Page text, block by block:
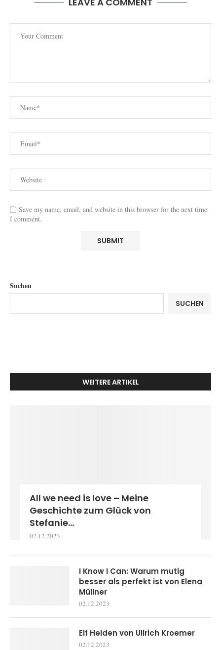
Save my name, email, and website in this browser for the next time
I comment.
Suchen
SUCHEN
WEITERE ARTIKEL
All we need is love – Meine
Geschichte zum Glück von
Stefanie...
02.12.2023
I Know I Can: Warum mutig
besser als perfekt ist von Elena
Müllner
02.12.2023
Elf Helden von Ullrich Kroemer
02.12.2023